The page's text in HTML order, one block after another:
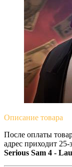
Описание товара
После оплаты
адрес приходит
Serious Sam 4 -